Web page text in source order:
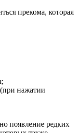
прекома, которая
нажатии
появление редких